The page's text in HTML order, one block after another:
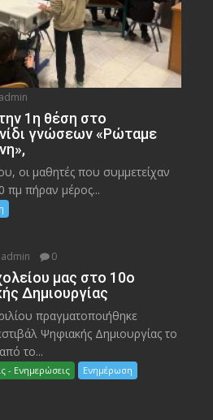
admin
1η θέση στο
γνώσεων «Ρώταμε
οι μαθητές που συμμετείχαν
πμ πήραν μέρος...
admin 0
μας στο 10ο
Δημιουργίας
πραγματοποιήθηκε
Ψηφιακής Δημιουργίας το
το...
- Ενημερώσεις
Ενημέρωση